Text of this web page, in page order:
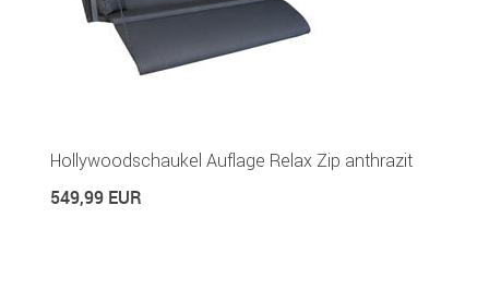
Hollywoodschaukel Auflage Relax Zip anthrazit
549,99 EUR